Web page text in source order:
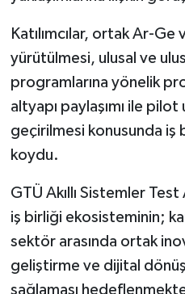
Katılımcılar, ortak Ar-
yürütülmesi, ulusal ve
programlarına yönelik
altyapı paylaşımı ile
geçirilmesi konusunda
koydu.
GTÜ Akıllı Sistemler
iş birliği ekosisteminin;
sektör arasında ortak
geliştirme ve dijital
sağlaması